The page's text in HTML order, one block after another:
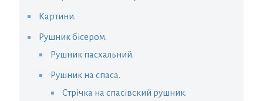
Картини.
Рушник бісером.
Рушник пасхальний.
Рушник на спаса.
Стрічка на спасівский рушник.